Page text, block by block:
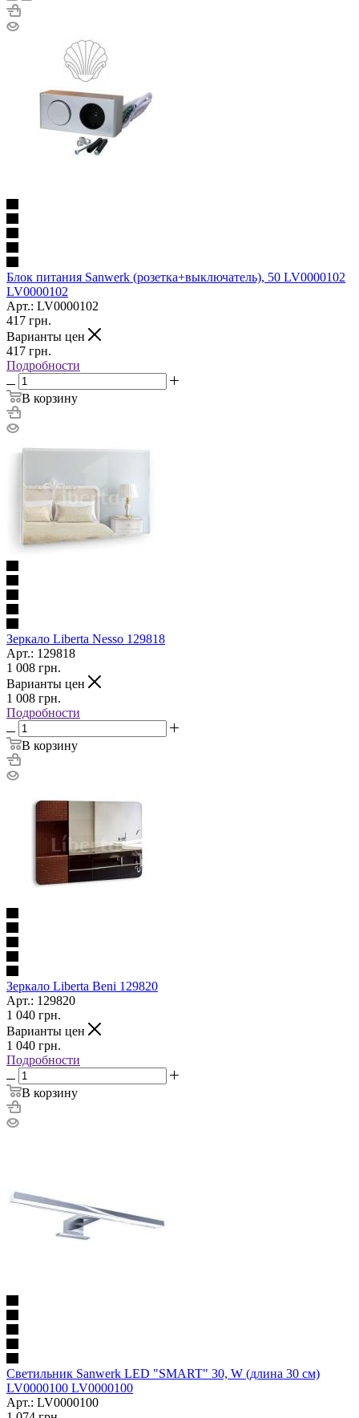
Блок питания Sanwerk (розетка+выключатель), 50 LV0000102
LV0000102
Арт.: LV0000102
417 грн.
Варианты цен
417 грн.
Подробности
В корзину
Зеркало Liberta Nesso 129818
Арт.: 129818
1 008 грн.
Варианты цен
1 008 грн.
Подробности
В корзину
Зеркало Liberta Beni 129820
Арт.: 129820
1 040 грн.
Варианты цен
1 040 грн.
Подробности
В корзину
Светильник Sanwerk LED "SMART" 30, W (длина 30 см)
LV0000100 LV0000100
Арт.: LV0000100